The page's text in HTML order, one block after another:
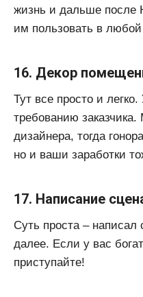
жизнь и дальше после
им пользовать в любой
16. Декор
Тут все просто и
требованию
дизайнера, тогда
но и ваши заработки
17. Написание
Суть проста – написал
далее. Если у вас
приступайте!